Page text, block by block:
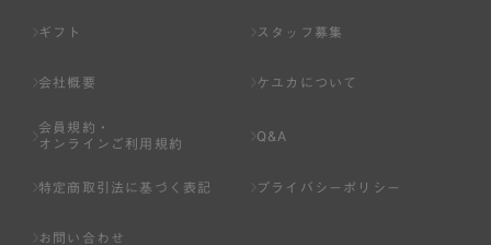
ギフト スタッフ募集
会社概要 ケユカについて
会員規約・
オンラインご利用規約
Q&A
特定商取引法に基づく表記 プライバシーポリシー
お問い合わせ